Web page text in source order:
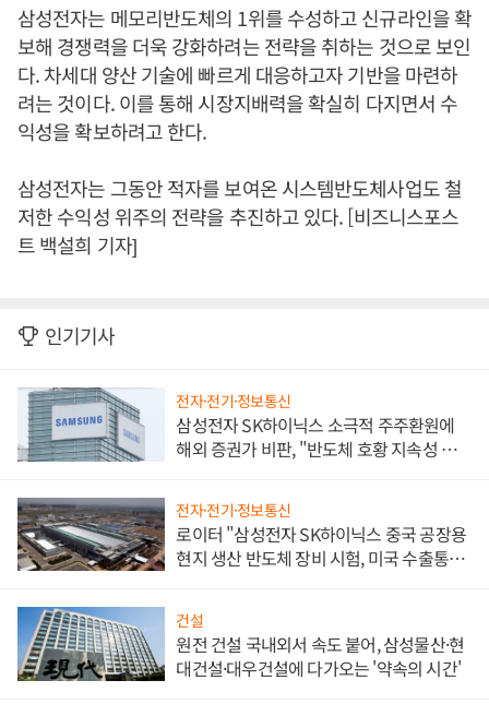
삼성전자는 메모리반도체의 1위를 수성하고 신규라인을 확
보해 경쟁력을 더욱 강화하려는 전략을 취하는 것으로 보인
다. 차세대 양산 기술에 빠르게 대응하고자 기반을 마련하
려는 것이다. 이를 통해 시장지배력을 확실히 다지면서 수
익성을 확보하려고 한다.
삼성전자는 그동안 적자를 보여온 시스템반도체사업도 철
저한 수익성 위주의 전략을 추진하고 있다. [비즈니스포스
트 백설희 기자]
인기기사
전자·전기·정보통신
삼성전자 SK하이닉스 소극적 주주환원에
해외 증권가 비판, "반도체 호황 지속성 의
전자·전기·정보통신
로이터 "삼성전자 SK하이닉스 중국 공장용
현지 생산 반도체 장비 시험, 미국 수출통제
건설
원전 건설 국내외서 속도 붙어, 삼성물산·현
대건설·대우건설에 다가오는 '약속의 시간'